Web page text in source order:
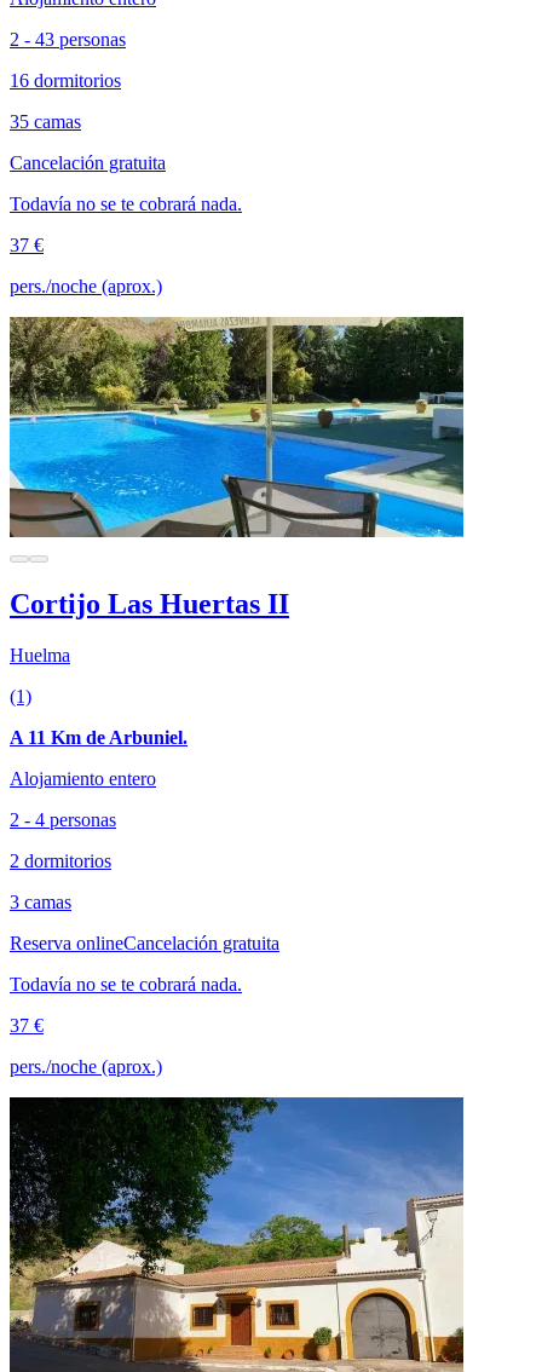
2 - 43 personas
16 dormitorios
35 camas
Cancelación gratuita
Todavía no se te cobrará nada.
37 €
pers./noche (aprox.)
Cortijo Las Huertas II
Huelma
(1)
A 11 Km de Arbuniel.
Alojamiento entero
2 - 4 personas
2 dormitorios
3 camas
Reserva onlineCancelación gratuita
Todavía no se te cobrará nada.
37 €
pers./noche (aprox.)